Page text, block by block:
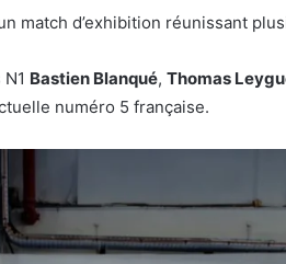
match d’exhibition réunissant
Bastien Blanqué, Thomas
numéro 5 française.